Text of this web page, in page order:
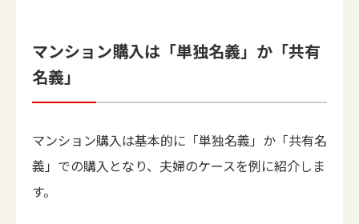
マンション購入は「単独名義」か「共有
名義」
マンション購入は基本的に「単独名義」か「共有名
義」での購入となり、夫婦のケースを例に紹介しま
す。